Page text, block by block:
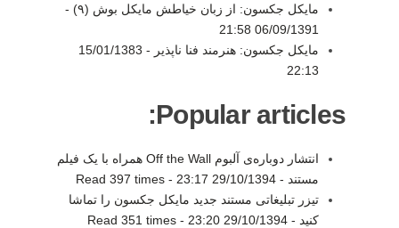
مایکل جکسون: از زبان خیاطش مایکل بوش (۹) -
06/09/1391 21:58
مايكل جكسون: هنرمند فنا ناپذير - 15/01/1383
22:13
Popular articles:
انتشار دوباره‌ی آلبوم Off the Wall همراه با یک فیلم
مستند - 29/10/1394 23:17
-
Read 397 times
تیزر تبلیغاتی مستند جدید مایکل جکسون را تماشا
کنید - 29/10/1394 23:20
-
Read 351 times